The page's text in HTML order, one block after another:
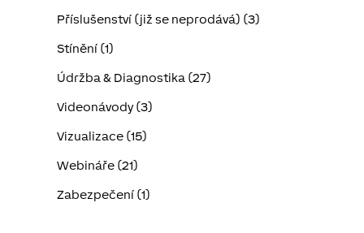
Příslušenství (již se neprodává) (3)
Stínění (1)
Údržba & Diagnostika (27)
Videonávody (3)
Vizualizace (15)
Webináře (21)
Zabezpečení (1)